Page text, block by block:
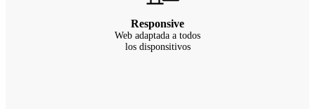
Responsive
Web adaptada a todos
los disponsitivos